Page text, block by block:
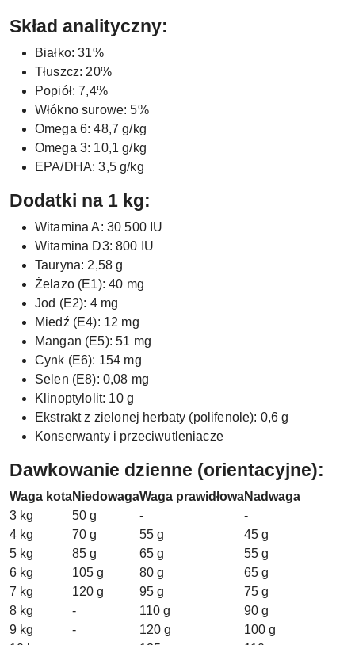
Skład analityczny:
Białko: 31%
Tłuszcz: 20%
Popiół: 7,4%
Włókno surowe: 5%
Omega 6: 48,7 g/kg
Omega 3: 10,1 g/kg
EPA/DHA: 3,5 g/kg
Dodatki na 1 kg:
Witamina A: 30 500 IU
Witamina D3: 800 IU
Tauryna: 2,58 g
Żelazo (E1): 40 mg
Jod (E2): 4 mg
Miedź (E4): 12 mg
Mangan (E5): 51 mg
Cynk (E6): 154 mg
Selen (E8): 0,08 mg
Klinoptylolit: 10 g
Ekstrakt z zielonej herbaty (polifenole): 0,6 g
Konserwanty i przeciwutleniacze
Dawkowanie dzienne (orientacyjne):
Waga kotaNiedowagaWaga prawidłowaNadwaga
3 kg
50 g -
-
4 kg
70 g 55 g
45 g
5 kg
85 g 65 g
55 g
6 kg
105 g 80 g
65 g
7 kg
120 g 95 g
75 g
8 kg
- 110 g
90 g
9 kg
- 120 g
100 g